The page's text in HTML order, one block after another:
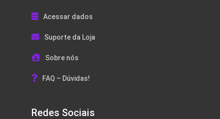
Acessar dados
Suporte da Loja
Sobre nós
FAQ – Dúvidas!
Redes Sociais